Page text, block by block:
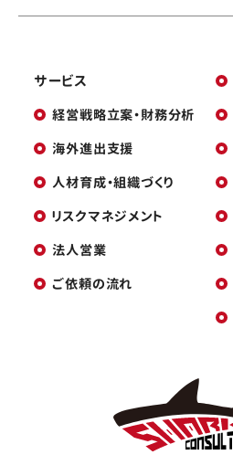
サービス
経営戦略立案・財務分析
海外進出支援
人材育成・組織づくり
リスクマネジメント
法人営業
ご依頼の流れ